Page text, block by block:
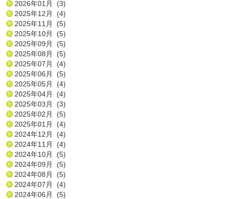
2026年01月 (3)
2025年12月 (4)
2025年11月 (5)
2025年10月 (5)
2025年09月 (5)
2025年08月 (5)
2025年07月 (4)
2025年06月 (5)
2025年05月 (4)
2025年04月 (4)
2025年03月 (3)
2025年02月 (5)
2025年01月 (4)
2024年12月 (4)
2024年11月 (4)
2024年10月 (5)
2024年09月 (5)
2024年08月 (5)
2024年07月 (4)
2024年06月 (5)